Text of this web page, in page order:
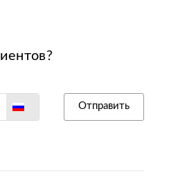
Отправить